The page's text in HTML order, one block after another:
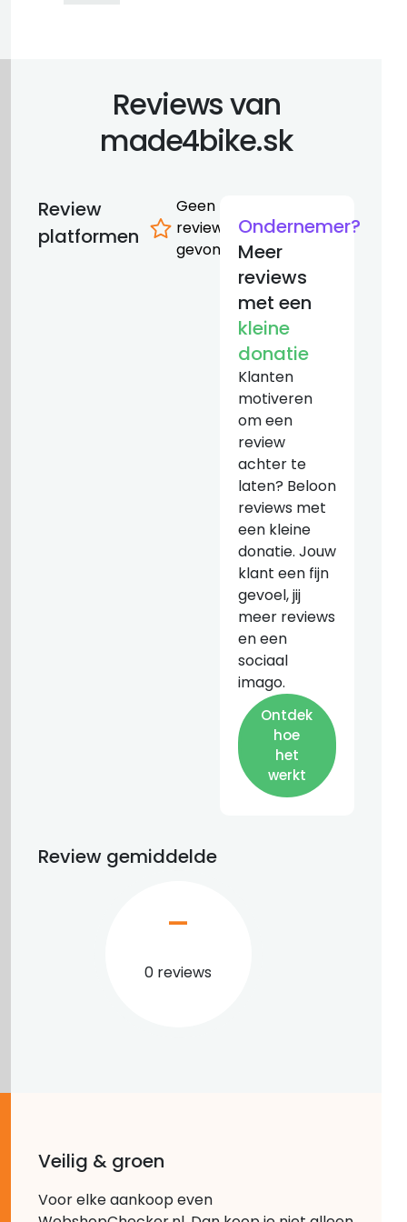
Reviews van
made4bike.sk
Review
platformen
Geen
reviews
gevonden
Ondernemer?
Meer
reviews
met een
kleine
donatie
Klanten
motiveren
om een
review
achter te
laten? Beloon
reviews met
een kleine
donatie. Jouw
klant een fijn
gevoel, jij
meer reviews
en een
sociaal
imago.
Ontdek
hoe
het
werkt
Review gemiddelde
0 reviews
–
Veilig & groen
Voor elke aankoop even